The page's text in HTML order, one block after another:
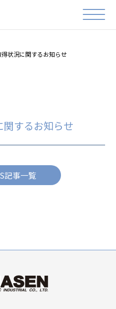
状況に関するお知らせ
関するお知らせ
記事一覧